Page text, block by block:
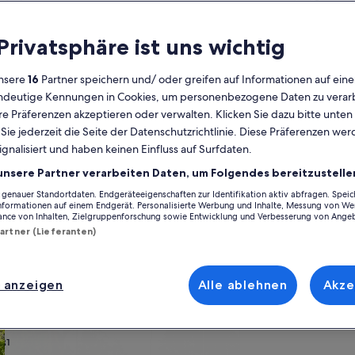
Derzeit
die
Monate
August
2026
und
September
angezeigt.
MoMontag
DiDienstag
MiMittwoch
DoDonnerstag
Fr Freitag
SaSamstag
SoSonntag
3 4 5 6 7 8 9
10 11 12
23
30
31
MoMontag
Di
7 8 9
21 22
28 29
Ferienunterkünften in Malschwitz, die für deinen Urlaub wie
du kannst dich auf all die Annehmlichkeiten freuen, die du dir
du nach Raucheroptionen oder barrierearmen Optionen suchst,
deinem Geschmack
oder Apartments
ist uns wichtig
16 Partner speichern und/ oder greifen auf Informationen auf
Kennungen in Cookies, um personenbezogene Daten zu
Präferenzen akzeptieren oder verwalten. Klicken Sie dazu bitte
jederzeit die Seite der Datenschutzrichtlinie. Diese Präferenzen
und haben keinen Einfluss auf Surfdaten.
Partner verarbeiten Daten, um Folgendes
Standortdaten. Endgeräteeigenschaften zur Identifikation aktiv abfragen.
auf einem Endgerät. Personalisierte Werbung und Inhalte, Messung von
von Inhalten, Zielgruppenforschung sowie Entwicklung und Verbesserung von
(Lieferanten)
Alle ablehnen